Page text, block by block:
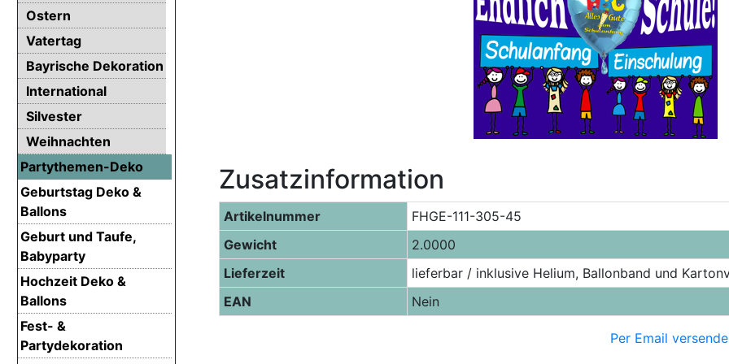
Zusatzinformation
Artikelnummer
FHGE-111-305-45
Gewicht
2.0000
Lieferzeit
lieferbar / inklusive Helium, Ballonband und
EAN
Nein
Per Email
Ostern
Vatertag
Bayrische Dekoration
International
Silvester
Weihnachten
Partythemen-Deko
Geburtstag Deko &
Ballons
Geburt und Taufe,
Babyparty
Hochzeit Deko &
Ballons
Fest- &
Partydekoration